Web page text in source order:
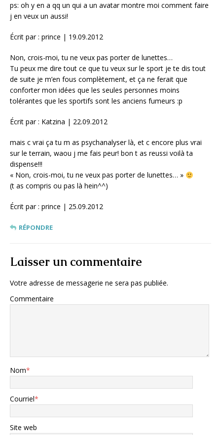
ps: oh y en a qq un qui a un avatar montre moi comment faire
j en veux un aussi!
Écrit par : prince | 19.09.2012
Non, crois-moi, tu ne veux pas porter de lunettes…
Tu peux me dire tout ce que tu veux sur le sport je te dis tout
de suite je m’en fous complètement, et ça ne ferait que
conforter mon idées que les seules personnes moins
tolérantes que les sportifs sont les anciens fumeurs :p
Écrit par : Katzina | 22.09.2012
mais c vrai ça tu m as psychanalyser là, et c encore plus vrai
sur le terrain, waou j me fais peur! bon t as reussi voilà ta
dispense!!!
« Non, crois-moi, tu ne veux pas porter de lunettes… »
(t as compris ou pas là hein^^)
Écrit par : prince | 25.09.2012
RÉPONDRE
Laisser un commentaire
Votre adresse de messagerie ne sera pas publiée.
Commentaire
Nom*
Courriel*
Site web